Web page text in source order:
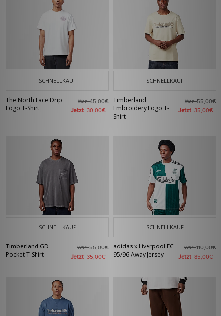
SCHNELLKAUF
The North Face Drip
Logo T-Shirt
War45,00€
Jetzt 30,00€
SCHNELLKAUF
Timberland
Embroidery Logo T-
Shirt
War55,00€
Jetzt 35,00€
SCHNELLKAUF
Timberland GD
Pocket T-Shirt
War55,00€
Jetzt 35,00€
SCHNELLKAUF
adidas x Liverpool FC
95/96 Away Jersey
War110,00€
Jetzt 85,00€